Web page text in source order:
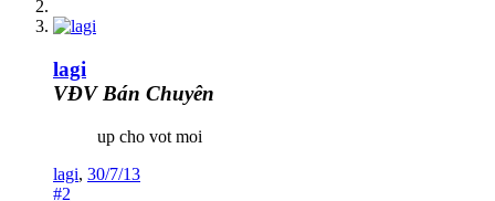
lagi
VĐV Bán Chuyên
up cho vot moi
lagi, 30/7/13
#2